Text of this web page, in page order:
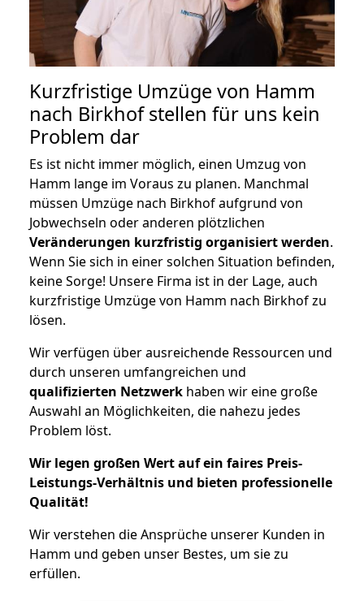
Kurzfristige Umzüge von Hamm
nach Birkhof stellen für uns kein
Problem dar
Es ist nicht immer möglich, einen Umzug von
Hamm lange im Voraus zu planen. Manchmal
müssen Umzüge nach Birkhof aufgrund von
Jobwechseln oder anderen plötzlichen
Veränderungen kurzfristig organisiert werden.
Wenn Sie sich in einer solchen Situation befinden,
keine Sorge! Unsere Firma ist in der Lage, auch
kurzfristige Umzüge von Hamm nach Birkhof zu
lösen.
Wir verfügen über ausreichende Ressourcen und
durch unseren umfangreichen und
qualifizierten Netzwerk haben wir eine große
Auswahl an Möglichkeiten, die nahezu jedes
Problem löst.
Wir legen großen Wert auf ein faires Preis-
Leistungs-Verhältnis und bieten professionelle
Qualität!
Wir verstehen die Ansprüche unserer Kunden in
Hamm und geben unser Bestes, um sie zu
erfüllen.